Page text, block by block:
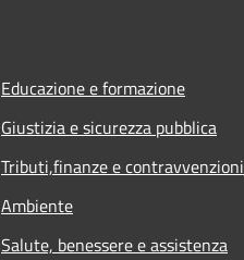
Educazione e formazione
Giustizia e sicurezza pubblica
Tributi,finanze e contravvenzioni
Ambiente
Salute, benessere e assistenza